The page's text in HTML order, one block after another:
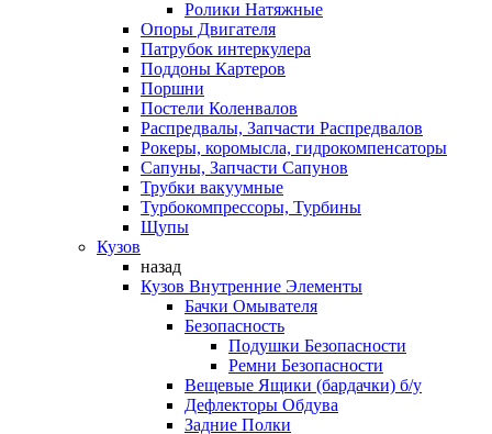
Ролики Натяжные
Опоры Двигателя
Патрубок интеркулера
Поддоны Картеров
Поршни
Постели Коленвалов
Распредвалы, Запчасти Распредвалов
Рокеры, коромысла, гидрокомпенсаторы
Сапуны, Запчасти Сапунов
Трубки вакуумные
Турбокомпрессоры, Турбины
Щупы
Кузов
назад
Кузов Внутренние Элементы
Бачки Омывателя
Безопасность
Подушки Безопасности
Ремни Безопасности
Вещевые Ящики (бардачки) б/у
Дефлекторы Обдува
Задние Полки